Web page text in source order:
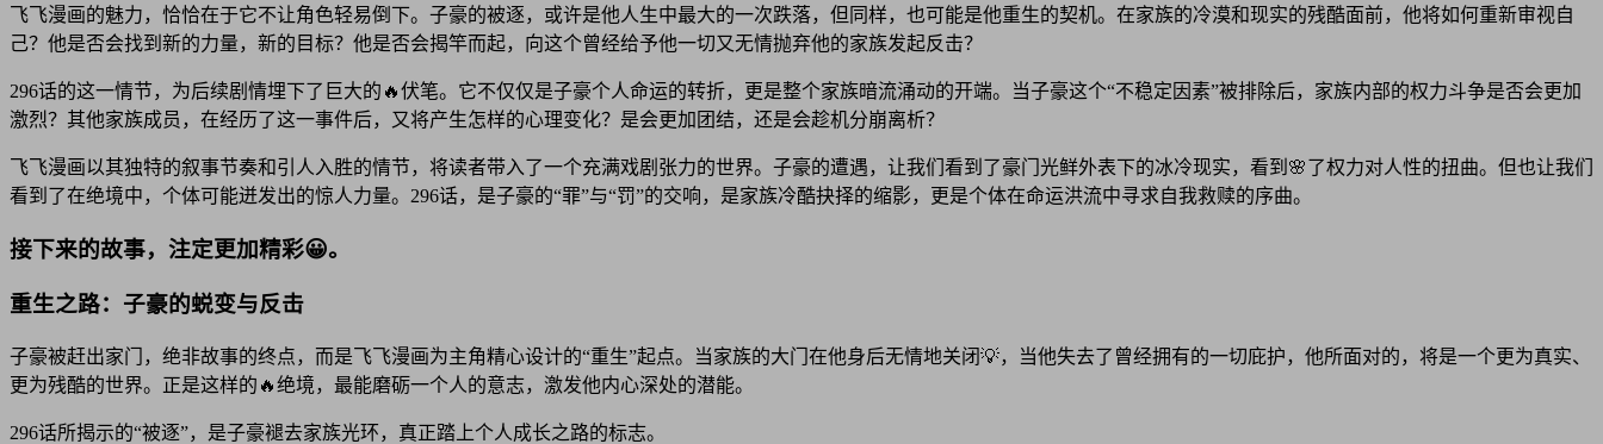
飞飞漫画的魅力，恰恰在于它不让角色轻易倒下。子豪的被逐，或许是他人生中最大的一次跌落，但同样，也可能是他重生的契机。在家族的冷漠和现实的残酷面前，他将如何重新审视自
己？他是否会找到新的力量，新的目标？他是否会揭竿而起，向这个曾经给予他一切又无情抛弃他的家族发起反击？
296话的这一情节，为后续剧情埋下了巨大的🔥伏笔。它不仅仅是子豪个人命运的转折，更是整个家族暗流涌动的开端。当子豪这个“不稳定因素”被排除后，家族内部的权力斗争是否会更加
激烈？其他家族成员，在经历了这一事件后，又将产生怎样的心理变化？是会更加团结，还是会趁机分崩离析？
飞飞漫画以其独特的叙事节奏和引人入胜的情节，将读者带入了一个充满戏剧张力的世界。子豪的遭遇，让我们看到了豪门光鲜外表下的冰冷现实，看到🌸了权力对人性的扭曲。但也让我们
看到了在绝境中，个体可能迸发出的惊人力量。296话，是子豪的“罪”与“罚”的交响，是家族冷酷抉择的缩影，更是个体在命运洪流中寻求自我救赎的序曲。
接下来的故事，注定更加精彩😀。
重生之路：子豪的蜕变与反击
子豪被赶出家门，绝非故事的终点，而是飞飞漫画为主角精心设计的“重生”起点。当家族的大门在他身后无情地关闭💡，当他失去了曾经拥有的一切庇护，他所面对的，将是一个更为真实、
更为残酷的世界。正是这样的🔥绝境，最能磨砺一个人的意志，激发他内心深处的潜能。
296话所揭示的“被逐”，是子豪褪去家族光环，真正踏上个人成长之路的标志。